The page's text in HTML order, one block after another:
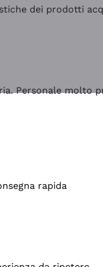
dei prodotti
Personale molto
rapida